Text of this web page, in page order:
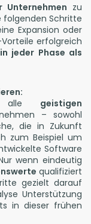
Unternehmen zu
folgenden Schritte
Expansion oder
erfolgreich
jeder Phase als
alle geistigen
– sowohl
die in Zukunft
zum Beispiel um
Software
wenn eindeutig
qualifiziert
gezielt darauf
Unterstützung
in dieser frühen